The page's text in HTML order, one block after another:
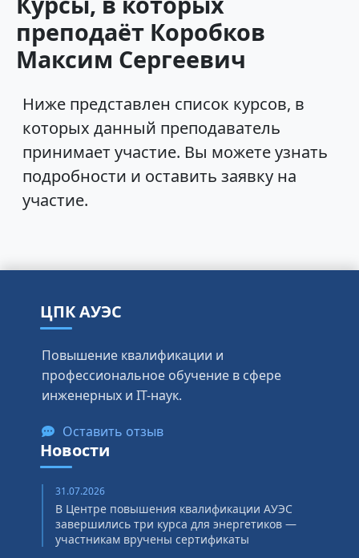
преподаёт Коробков
Максим Сергеевич
Ниже представлен список курсов, в
которых данный преподаватель
принимает участие. Вы можете узнать
подробности и оставить заявку на
участие.
ЦПК АУЭС
Повышение квалификации и
профессиональное обучение в сфере
инженерных и IT-наук.
Оставить отзыв
Новости
31.07.2026
В Центре повышения квалификации АУЭС
завершились три курса для энергетиков —
участникам вручены сертификаты